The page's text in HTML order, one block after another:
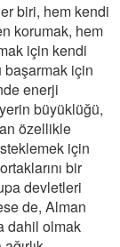
biri, hem kendi
korumak, hem
için kendi
başarmak için
enerji
büyüklüğü,
özellikle
için
bir
devletleri
de, Alman
dahil olmak